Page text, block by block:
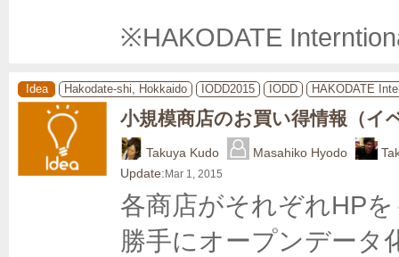
※HAKODATE
Idea Hakodate-shi, Hokkaido IODD2015 IODD HAKODATE
小規模商店のお買い得情報（イ
Takuya Kudo Masahiko Hyodo
Update: Mar 1, 2015
各商店がそれぞれHP
勝手にオープンデータ